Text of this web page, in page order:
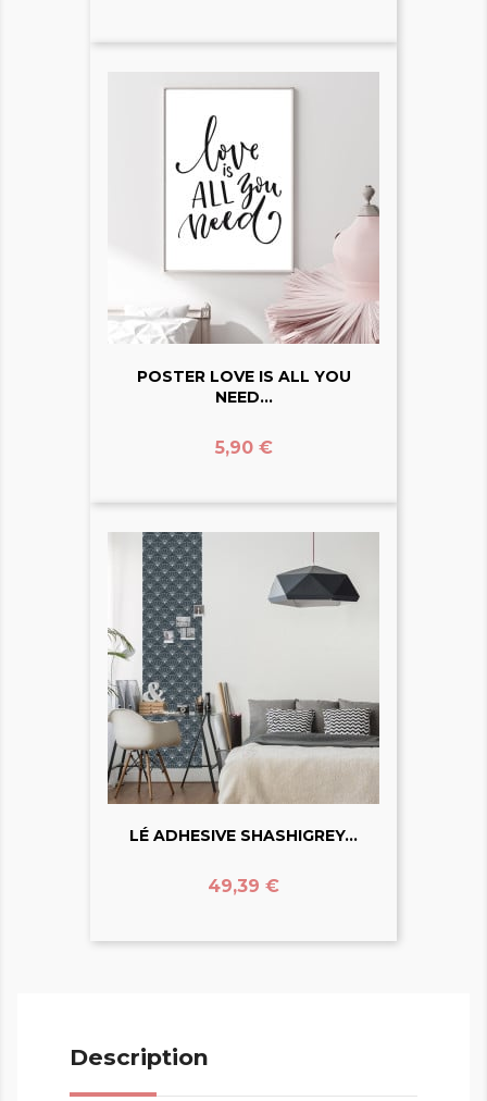
POSTER LOVE IS ALL YOU
NEED...
Prix
5,90 €
LÉ ADHESIVE SHASHIGREY...
Prix
49,39 €
Description